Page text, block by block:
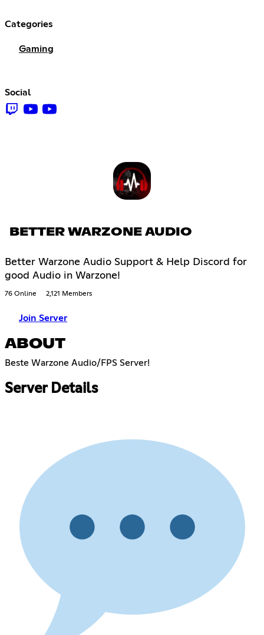
Categories
Gaming
Social
BETTER WARZONE AUDIO
Better Warzone Audio Support & Help Discord for
good Audio in Warzone!
76 Online 2,121 Members
Join Server
ABOUT
Beste Warzone Audio/FPS Server!ㅤㅤㅤㅤㅤㅤㅤㅤㅤㅤㅤㅤㅤㅤㅤㅤㅤㅤㅤㅤㅤㅤㅤㅤㅤㅤㅤㅤㅤㅤㅤㅤㅤㅤㅤㅤㅤㅤㅤㅤㅤㅤㅤㅤㅤㅤㅤㅤㅤㅤㅤㅤㅤㅤㅤㅤㅤㅤㅤㅤㅤㅤㅤㅤㅤㅤㅤㅤㅤㅤㅤㅤㅤㅤㅤㅤㅤㅤㅤㅤㅤㅤㅤㅤㅤㅤㅤㅤㅤㅤㅤㅤㅤㅤㅤㅤㅤㅤㅤㅤㅤㅤㅤㅤㅤㅤㅤㅤㅤㅤㅤㅤㅤㅤㅤㅤㅤㅤㅤㅤㅤㅤㅤㅤㅤㅤㅤㅤㅤㅤㅤㅤㅤㅤㅤㅤㅤㅤㅤㅤㅤㅤㅤㅤㅤㅤㅤㅤㅤㅤㅤㅤㅤㅤㅤㅤㅤㅤㅤㅤㅤㅤㅤㅤㅤㅤㅤㅤㅤㅤㅤㅤㅤㅤㅤㅤㅤㅤㅤㅤㅤㅤㅤㅤㅤㅤㅤㅤㅤㅤㅤㅤㅤㅤㅤㅤㅤㅤㅤㅤㅤㅤㅤㅤㅤㅤㅤㅤㅤㅤㅤㅤㅤㅤㅤㅤㅤㅤㅤㅤㅤㅤㅤㅤㅤㅤㅤㅤㅤㅤㅤㅤㅤㅤㅤㅤㅤㅤㅤㅤㅤㅤㅤㅤㅤㅤㅤㅤㅤㅤㅤㅤㅤㅤㅤㅤㅤㅤㅤㅤㅤㅤㅤㅤㅤㅤㅤㅤㅤㅤㅤㅤㅤㅤㅤㅤㅤㅤㅤㅤㅤㅤㅤㅤㅤㅤㅤㅤㅤㅤㅤㅤㅤㅤㅤㅤㅤㅤㅤㅤㅤㅤㅤㅤㅤㅤㅤㅤㅤㅤㅤㅤㅤㅤㅤㅤㅤㅤㅤㅤㅤㅤㅤㅤㅤㅤㅤㅤㅤㅤㅤㅤㅤㅤㅤㅤㅤㅤㅤㅤㅤㅤㅤㅤㅤㅤㅤㅤㅤㅤㅤㅤㅤㅤㅤㅤㅤㅤㅤㅤㅤㅤㅤㅤㅤㅤㅤㅤㅤㅤ
Server Details